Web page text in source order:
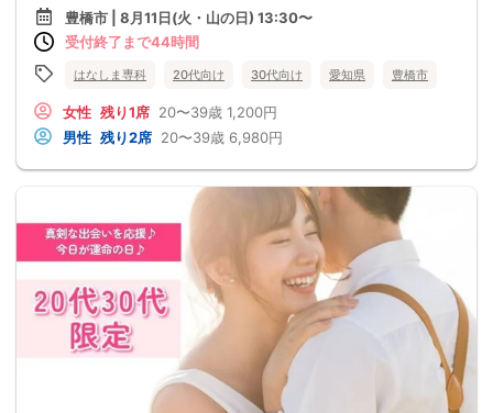
豊橋市 | 8月11日(火・山の日) 13:30〜
受付終了まで44時間
はなしま専科 20代向け 30代向け 愛知県 豊橋市
女性 残り1席 20〜39歳 1,200円
男性 残り2席 20〜39歳 6,980円